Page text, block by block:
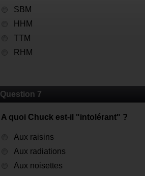
SBM
HHM
TTM
RHM
Question 7
A quoi Chuck est-il "intolérant" ?
Aux raisins
Aux radiations
Aux noisettes